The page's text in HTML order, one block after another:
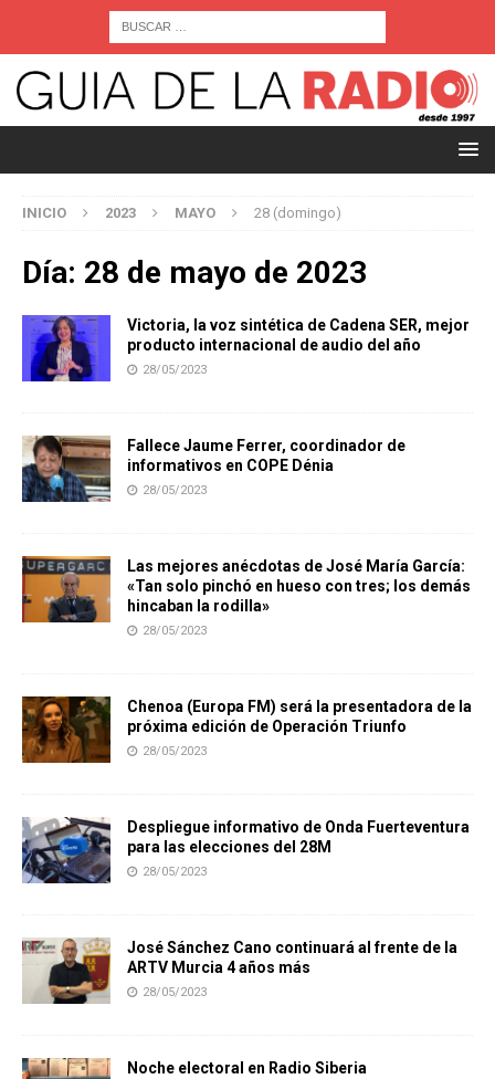
INICIO 2023 MAYO 28 (domingo)
Día: 28 de mayo de 2023
Victoria, la voz sintética de Cadena SER, mejor
producto internacional de audio del año
28/05/2023
Fallece Jaume Ferrer, coordinador de
informativos en COPE Dénia
28/05/2023
Las mejores anécdotas de José María García:
«Tan solo pinchó en hueso con tres; los demás
hincaban la rodilla»
28/05/2023
Chenoa (Europa FM) será la presentadora de la
próxima edición de Operación Triunfo
28/05/2023
Despliegue informativo de Onda Fuerteventura
para las elecciones del 28M
28/05/2023
José Sánchez Cano continuará al frente de la
ARTV Murcia 4 años más
28/05/2023
Noche electoral en Radio Siberia